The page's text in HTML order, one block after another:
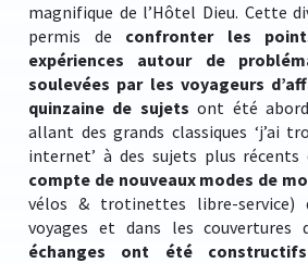
magnifique de l’Hôtel Dieu. Cette
permis de confronter les
expériences autour de
soulevées par les voyageurs
quinzaine de sujets ont été
allant des grands classiques ‘j’ai
internet’ à des sujets plus récents
compte de nouveaux modes de
vélos & trotinettes libre-service)
voyages et dans les couvertures
échanges ont été constructifs